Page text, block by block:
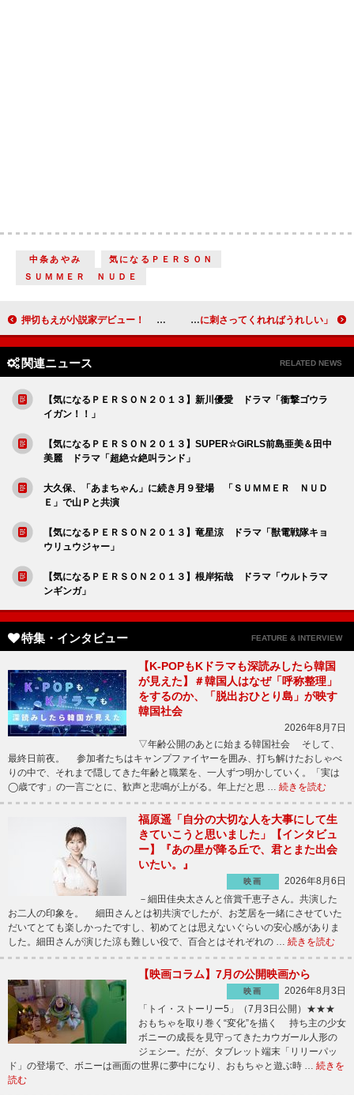
中条あやみ
気になるＰＥＲＳＯＮ
ＳＵＭＭＥＲ ＮＵＤＥ
押切もえが小説家デビュー！ 次回作にも意欲「文章は生きざまみたいなものを出せる」 映画『ユダ』でカリスマキャバクラ嬢を演じた水崎綾女 「少しでも見る人の心に刺さってくれればうれしい」
関連ニュース RELATED NEWS
【気になるＰＥＲＳＯＮ２０１３】新川優愛 ドラマ「衝撃ゴウラ
イガン！！」
【気になるＰＥＲＳＯＮ２０１３】SUPER☆GiRLS前島亜美＆田中
美麗 ドラマ「超絶☆絶叫ランド」
大久保、「あまちゃん」に続き月９登場 「ＳＵＭＭＥＲ ＮＵＤ
Ｅ」で山Ｐと共演
【気になるＰＥＲＳＯＮ２０１３】竜星涼 ドラマ「獣電戦隊キョ
ウリュウジャー」
【気になるＰＥＲＳＯＮ２０１３】根岸拓哉 ドラマ「ウルトラマ
ンギンガ」
特集・インタビュー FEATURE & INTERVIEW
【K-POPもKドラマも深読みしたら韓国
が見えた】＃韓国人はなぜ「呼称整理」
をするのか、「脱出おひとり島」が映す
韓国社会
2026年8月7日
▽年齢公開のあとに始まる韓国社会 そして、
最終日前夜。 参加者たちはキャンプファイヤーを囲み、打ち解けたおしゃべ
りの中で、それまで隠してきた年齢と職業を、一人ずつ明かしていく。「実は
◯歳です」の一言ごとに、歓声と悲鳴が上がる。年上だと思 … 続きを読む
福原遥「自分の大切な人を大事にして生
きていこうと思いました」【インタビュ
ー】『あの星が降る丘で、君とまた出会
いたい。』
映画
2026年8月6日
－細田佳央太さんと倍賞千恵子さん。共演した
お二人の印象を。 細田さんとは初共演でしたが、お芝居を一緒にさせていた
だいてとても楽しかったですし、初めてとは思えないぐらいの安心感がありま
した。細田さんが演じた涼も難しい役で、百合とはそれぞれの … 続きを読む
【映画コラム】7月の公開映画から
映画
2026年8月3日
「トイ・ストーリー5」（7月3日公開）★★★
おもちゃを取り巻く“変化”を描く 持ち主の少女
ボニーの成長を見守ってきたカウガール人形の
ジェシー。だが、タブレット端末「リリーパッ
ド」の登場で、ボニーは画面の世界に夢中になり、おもちゃと遊ぶ時 … 続きを
読む